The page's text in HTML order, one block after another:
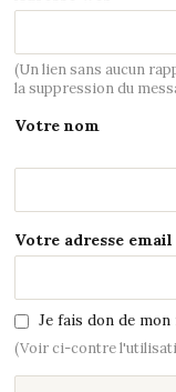
(Un lien sans aucun
la suppression du
Votre nom
Votre adresse email
Je fais don de
(Voir ci-contre